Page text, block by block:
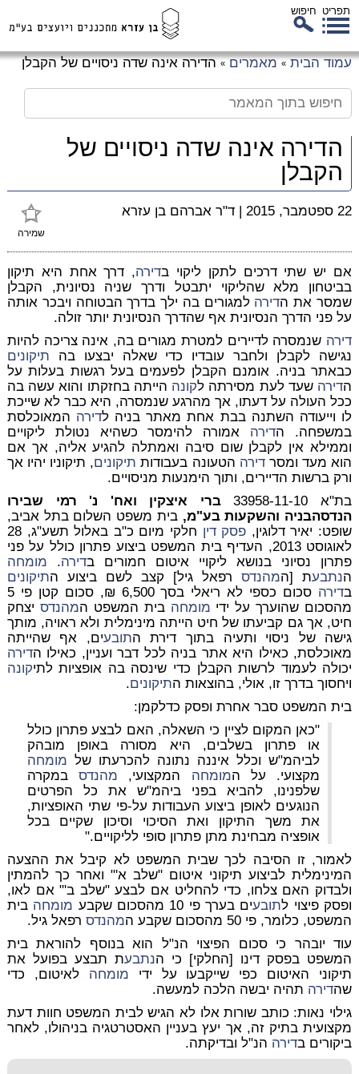
תפריט חיפוש
עמוד הבית » מאמרים » הדירה אינה שדה ניסויים של הקבלן
הדירה אינה שדה ניסויים של
הקבלן
שמירה
22 ספטמבר, 2015 | ד"ר אברהם בן עזרא
אם יש שתי דרכים לתקן ליקוי בדירה, דרך אחת היא תיקון
בביטחון מלא שהליקוי יתבטל ודרך שניה נסיונית, הקבלן
שמסר את הדירה למגורים בה ילך בדרך הבטוחה ויבכר אותה
על פני הדרך הנסיונית אף שהדרך הנסיונית יותר זולה.
דירה שנמסרה לדיירים למטרת מגורים בה, אינה צריכה להיות
נגישה לקבלן ולחבר עובדיו כדי שאלה יבצעו בה תיקונים
כבאתר בניה. אומנם הקבלן לפעמים בעל רגשות בעלות על
הדירה שעד לעת מסירתה לקונה הייתה בחזקתו והוא עשה בה
ככל העולה על דעתו, אך מהרגע שנמסרה, היא כבר לא שייכת
לו וייעודה השתנה בבת אחת מאתר בניה לדירה המאוכלסת
במשפחה. הדירה אמורה להימסר כשהיא נטולת ליקויים
וממילא אין לקבלן שום סיבה ואמתלה להגיע אליה, אך אם
הוא מעד ומסרדירה הטעונה בעבודות תיקונים, תיקוניו יהיו אך
ורק ברשות הדיירים, ותוך הימנעות מניסויים.
בת"א 33958-11-10
ברי איצקין ואח' נ' רמי שבירו
הנדסהבניה והשקעות בע"מ, בית משפט השלום בתל אביב,
שופט: יאיר דלוגין, פסק דין
חלקי מיום כ"ב באלול תשע"ג, 28
לאוגוסט 2013, העדיף בית המשפט ביצוע פתרון כולל על פני
פתרון נסיוני בנושא ליקויי איטום חמורים בדירה. מומחה
הנתבעת [המהנדסרפאל גיל] קצב לשם ביצוע התיקונים
בדירה
סכום כספי לא ריאלי בסך 6,500 ₪, סכום קטן פי 5
מהסכום שהוערך על ידי מומחה בית המשפט המהנדס יצחק
חיט, אך גם קביעתו של חיט הייתה מינימלית ולא ראויה, מותך
גישה של ניסוי ותעיה בתוך דירת התובעים, אף שהייתה
מאוכלסת, כאילו היא אתר בניה לכל דבר ועניין, כאילו הדירה
יכולה לעמוד לרשות הקבלן כדי שינסה בה אופציות לתיקונה
ויחסוך בדרך זו, אולי, בהוצאות התיקונים.
בית המשפט סבר אחרת ופסק כדלקמן:
"כאן המקום לציין כי השאלה, האם לבצע פתרון כולל
או פתרון בשלבים, היא מסורה באופן מובהק
לביהמ"ש וכלל איננה נתונה להכרעתו של מומחה
מקצועי. על המומחה המקצועי, מהנדסבמקרה
שלפנינו, להביא בפני ביהמ"ש את כל הפרטים
הנוגעים לאופן ביצוע העבודות על-פי שתי האופציות,
את משך התיקון ואת הסיכוי וסיכון שקיים בכל
אופציה מבחינת מתן פתרון סופי לליקויים."
לאמור, זו הסיבה לכך שבית המשפט לא קיבל את ההצעה
המינימלית לביצוע תיקוני איטום "שלב א'" ואחר כך להמתין
ולבדוק האם צלחו, כדי להחליט אם לבצע "שלב ב'" אם לאו,
ופסק פיצוי לתובעים בערך פי 10 מהסכום שקבע מומחה בית
המשפט, כלומר, פי 50 מהסכום שקבע ה
מהנדסרפאל גיל.
עוד יובהר כי סכום הפיצוי הנ"ל הוא בנוסף להוראת בית
המשפט בפסק דינו [החלקי] כי הנתבעת תבצע בפועל את
תיקוני האיטום כפי שייקבעו על ידי מומחה לאיטום, כדי
שהדירה תהיה יבשה הלכה למעשה.
גילוי נאות: כותב שורות אלו לא הגיש לבית המשפט חוות דעת
מקצועית בתיק זה, אך יעץ בעניין האסטרטגיה בניהולו, לאחר
ביקורים בדירה הנ"ל ובדיקתה.